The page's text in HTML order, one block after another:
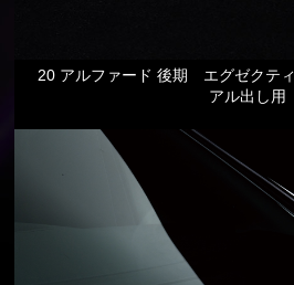
20 アルファード 後期 エグゼクテ
アル出し用